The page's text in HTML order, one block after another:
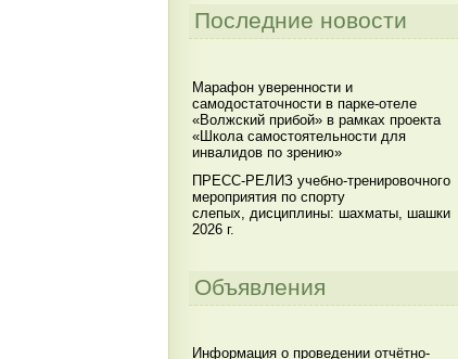
Последние новости
Марафон уверенности и
самодостаточности в парке-отеле
«Волжский прибой» в рамках проекта
«Школа самостоятельности для
инвалидов по зрению»
ПРЕСС-РЕЛИЗ учебно-тренировочного
мероприятия по спорту
слепых, дисциплины: шахматы, шашки
2026 г.
Объявления
Информация о проведении отчётно-